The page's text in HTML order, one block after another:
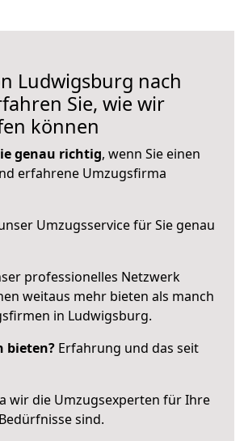
Ludwigsburg nach
Sie, wie wir
können
genau richtig, wenn Sie einen
erfahrene Umzugsfirma
Umzugsservice für Sie genau
professionelles Netzwerk
weitaus mehr bieten als manch
in Ludwigsburg.
bieten? Erfahrung und das seit
wir die Umzugsexperten für Ihre
sind.